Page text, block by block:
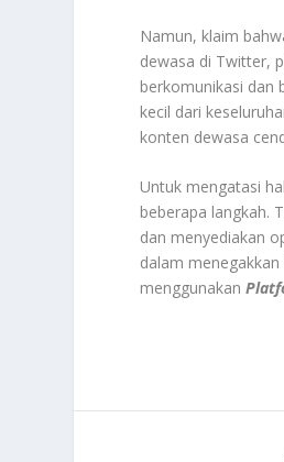
Namun, klaim
dewasa di Twitter,
berkomunikasi dan
kecil dari
konten dewasa
Untuk mengatasi
beberapa langkah.
dan menyediakan
dalam
menggunakan